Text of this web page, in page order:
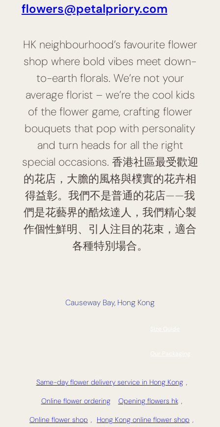
flowers@petalpriory.com
HK neighbourhood’s favourite flower
shop where bold vibes meet down-
to-earth florals. We’re not your
average florist – we’re the cool kids
of the flower game, crafting flower
bouquets that pop with personality
and turn heads for all the right
special occasions. 香港社區最受歡迎
的花店，大膽的風格與樸實的花卉相
得益彰。我們不是普通的花店——我
們是花藝界的酷炫達人，我們精心製
作個性鮮明、引人注目的花束，適合
各種特別場合。
Causeway Bay, Hong Kong
Same-day flower delivery service in Hong Kong ,
Online flower ordering Opening flowers hk ,
Online flower shop , Hong Kong online flower shop ,